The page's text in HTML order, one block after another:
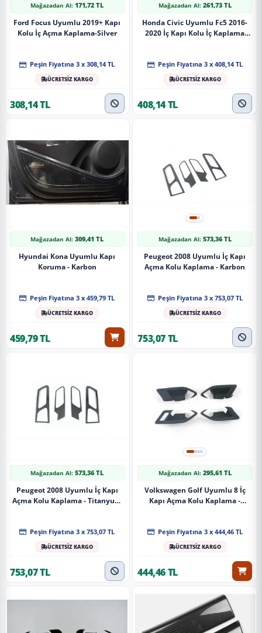
Mağazadan Al:171,72 TL
Ford Focus Uyumlu 2019+ Kapı
Kolu İç Açma Kaplama-Silver
Peşin Fiyatına 3 x 308,14 TL
ÜCRETSİZ KARGO
308,14 TL
Mağazadan Al: 261,73 TL
Honda Civic Uyumlu Fc5 2016-
2020 İç Kapı Kolu İç Kaplama
Peşin Fiyatına 3 x 408,14 TL
ÜCRETSİZ KARGO
408,14 TL
Mağazadan Al:309,41 TL
Hyundai Kona Uyumlu Kapı
Koruma - Karbon
Peşin Fiyatına 3 x 459,79 TL
ÜCRETSİZ KARGO
459,79 TL
Mağazadan Al: 573,36 TL
Peugeot 2008 Uyumlu İç Kapı
Açma Kolu Kaplama - Karbon
Peşin Fiyatına 3 x 753,07 TL
ÜCRETSİZ KARGO
753,07 TL
Mağazadan Al:573,36 TL
Peugeot 2008 Uyumlu İç Kapı
Açma Kolu Kaplama - Titanyum
Peşin Fiyatına 3 x 753,07 TL
ÜCRETSİZ KARGO
753,07 TL
Mağazadan Al: 295,61 TL
Volkswagen Golf Uyumlu 8 İç
Kapı Açma Kolu Kaplama -
Peşin Fiyatına 3 x 444,46 TL
ÜCRETSİZ KARGO
444,46 TL